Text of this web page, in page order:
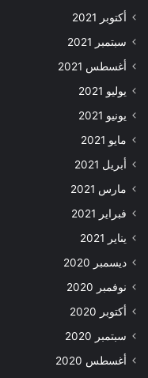
أكتوبر 2021
سبتمبر 2021
أغسطس 2021
يوليو 2021
يونيو 2021
مايو 2021
أبريل 2021
مارس 2021
فبراير 2021
يناير 2021
ديسمبر 2020
نوفمبر 2020
أكتوبر 2020
سبتمبر 2020
أغسطس 2020